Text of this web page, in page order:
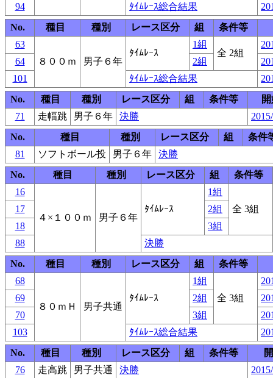
94
ﾀｲﾑﾚｰｽ総合結果
No.
種目 種別 レース区分 組
条件等
63
８００ｍ
男子６年
ﾀｲﾑﾚｰｽ
1組
全 2組
64
2組
101
ﾀｲﾑﾚｰｽ総合結果
No.
種目 種別 レース区分 組 条件等
71
走幅跳 男子６年 決勝
No.
種目 種別 レース区分 組
条件
81
ソフトボール投 男子６年
決勝
No.
種目 種別 レース区分 組
条件等
16
４×１００ｍ 男子６年
ﾀｲﾑﾚｰｽ
1組
全 3組
17
2組
18
3組
88
決勝
No.
種目 種別 レース区分 組
条件等
68
８０ｍＨ 男子共通
ﾀｲﾑﾚｰｽ
1組
全 3組
69
2組
70
3組
103
ﾀｲﾑﾚｰｽ総合結果
No.
種目 種別 レース区分 組 条件等
76
走高跳 男子共通 決勝